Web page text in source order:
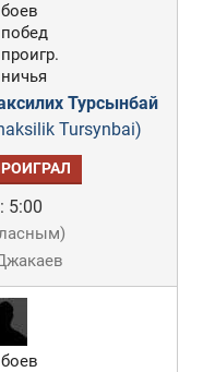
Турсынбай
Tursynbai)
5:00
)